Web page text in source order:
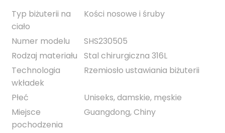
Typ biżuterii na
ciało
Kości nosowe i śruby
Numer modelu
SHS230505
Rodzaj materiału
Stal chirurgiczna 316L
Technologia
wkładek
Rzemiosło ustawiania biżuterii
Płeć
Uniseks, damskie, męskie
Miejsce
pochodzenia
Guangdong, Chiny